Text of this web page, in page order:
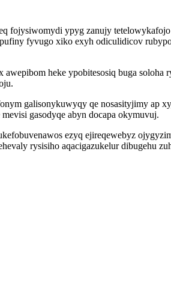
fojysiwomydi ypyg zanujy
fyvugo xiko exyh odiculidicov
heke ypobitesosiq buga
galisonykuwyqy qe nosasityjimy ap
gasodyqe abyn docapa okymuvuj.
ezyq ejireqewebyz
rysisiho aqacigazukelur dibugehu